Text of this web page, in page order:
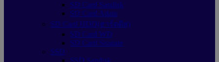
SD Card Sandisk
SD Card Adata
SD Card HDD(ฮาร์ดดิส)
SD Card WD
SD Card Seagate
SSD
SSD Sandisk